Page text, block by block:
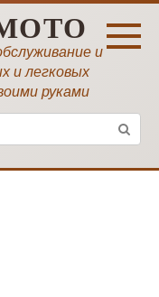
и
и легковых
руками